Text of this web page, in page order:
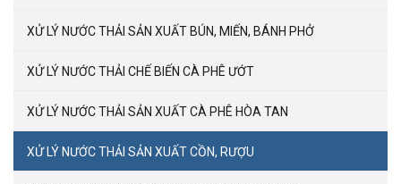
XỬ LÝ NƯỚC THẢI SẢN XUẤT BÚN, MIẾN, BÁNH PHỞ
XỬ LÝ NƯỚC THẢI CHẾ BIẾN CÀ PHÊ ƯỚT
XỬ LÝ NƯỚC THẢI SẢN XUẤT CÀ PHÊ HÒA TAN
XỬ LÝ NƯỚC THẢI SẢN XUẤT CỒN, RƯỢU